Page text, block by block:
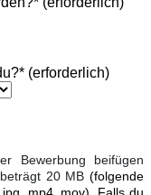
* (erforderlich)
Bewerbung beifügen
20 MB (folgende